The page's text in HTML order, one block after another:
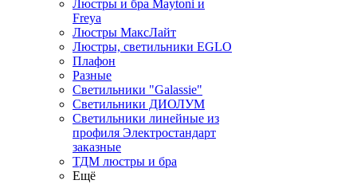
Люстры и бра Maytoni и
Freya
Люстры МаксЛайт
Люстры, светильники EGLO
Плафон
Разные
Светильники "Galassie"
Светильники ДИОЛУМ
Светильники линейные из
профиля Электростандарт
заказные
ТДМ люстры и бра
Ещё